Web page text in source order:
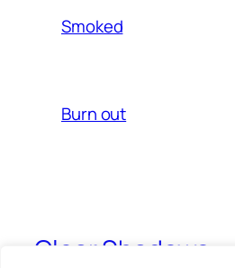
Smoked
Burn out
Clear Shadows